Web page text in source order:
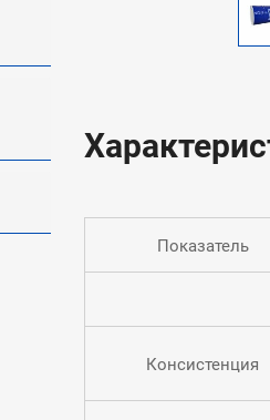
Показатель
Консистенция